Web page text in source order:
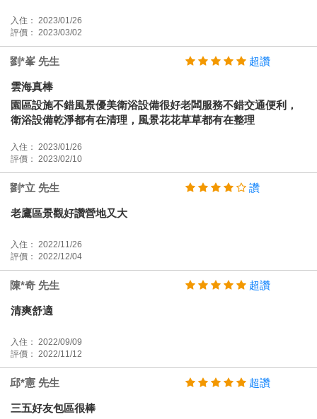
入住： 2023/01/26
評價： 2023/03/02
劉*峯 先生 超讚
雲海真棒
園區設施不錯風景優美衛浴設備很好老闆服務不錯交通便利，
衛浴設備乾淨都有在清理，風景花花草草都有在整理
入住： 2023/01/26
評價： 2023/02/10
劉*立 先生 讚
老鷹區景觀好讚營地又大
入住： 2022/11/26
評價： 2022/12/04
陳*奇 先生 超讚
清爽舒適
入住： 2022/09/09
評價： 2022/11/12
邱*憲 先生 超讚
三五好友包區很棒